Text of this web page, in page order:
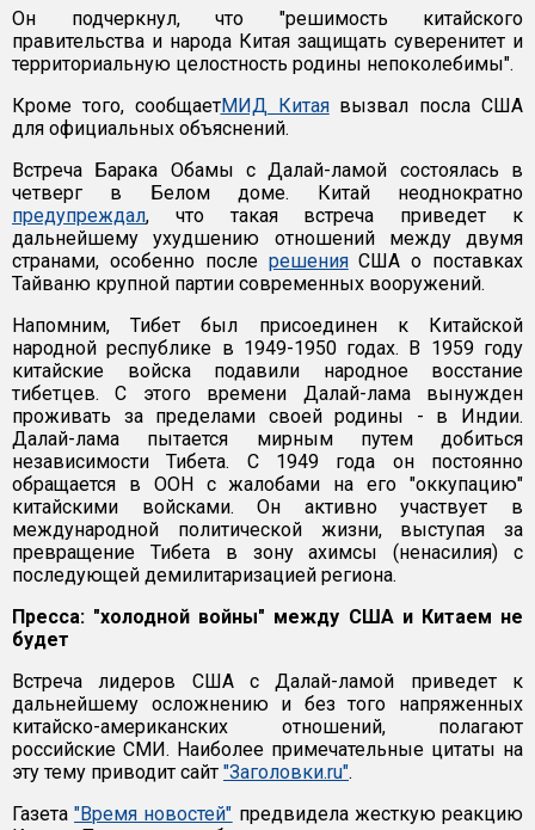
Он подчеркнул, что "решимость китайского
правительства и народа Китая защищать суверенитет и
территориальную целостность родины непоколебимы".
Кроме того, сообщаетМИД Китаявызвал посла США
для официальных объяснений.
Встреча Барака Обамы с Далай-ламой состоялась в
четверг в Белом доме. Китай неоднократно
предупреждал, что такая встреча приведет к
дальнейшему ухудшению отношений между двумя
странами, особенно после решенияСША о поставках
Тайваню крупной партии современных вооружений.
Напомним, Тибет был присоединен к Китайской
народной республике в 1949-1950 годах. В 1959 году
китайские войска подавили народное восстание
тибетцев. С этого времени Далай-лама вынужден
проживать за пределами своей родины - в Индии.
Далай-лама пытается мирным путем добиться
независимости Тибета. С 1949 года он постоянно
обращается в ООН с жалобами на его "оккупацию"
китайскими войсками. Он активно участвует в
международной политической жизни, выступая за
превращение Тибета в зону ахимсы (ненасилия) с
последующей демилитаризацией региона.
Пресса: "холодной войны" между США и Китаем не
будет
Встреча лидеров США с Далай-ламой приведет к
дальнейшему осложнению и без того напряженных
китайско-американских отношений, полагают
российские СМИ. Наиболее примечательные цитаты на
эту тему приводит сайт "Заголовки.ru".
Газета"Время новостей" предвидела жесткую реакцию